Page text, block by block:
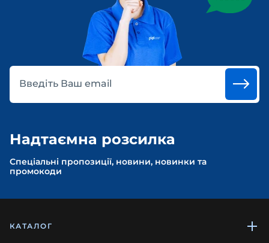
Введіть Ваш email
Надтаємна розсилка
Спеціальні пропозиції, новини, новинки та
промокоди
КАТАЛОГ